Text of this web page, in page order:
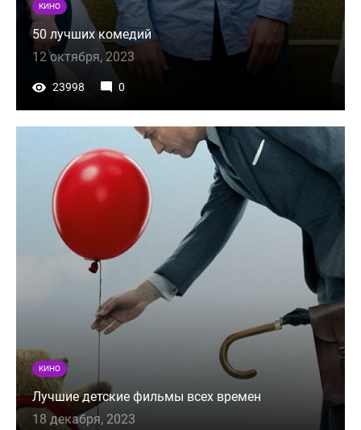
КИНО
50 лучших комедий
12 октября, 2023
23998 0
КИНО
Лучшие детские фильмы всех времен
18 декабря, 2023